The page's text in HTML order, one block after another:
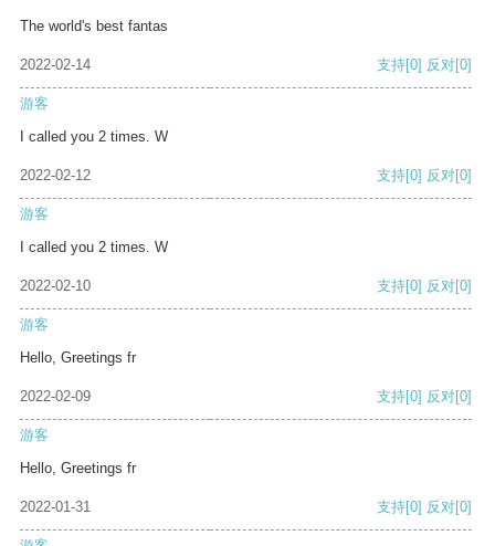
The world's best fantas
2022-02-14 支持[0] 反对[0]
游客
I called you 2 times. W
2022-02-12 支持[0] 反对[0]
游客
I called you 2 times. W
2022-02-10 支持[0] 反对[0]
游客
Hello, Greetings fr
2022-02-09 支持[0] 反对[0]
游客
Hello, Greetings fr
2022-01-31 支持[0] 反对[0]